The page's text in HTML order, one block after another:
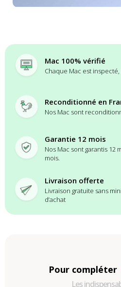
Mac 100% vérifié
Chaque Mac est
Reconditionné en
Nos Mac sont
Garantie 12 mois
Nos Mac sont garantis 12
mois.
Livraison offerte
Livraison gratuite sans
d’achat
Pour compléter
Les